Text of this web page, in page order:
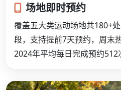
场地即时预约
覆盖五大类运动场地共180+
段，支持提前7天预约，周末
2024年平均每日完成预约512